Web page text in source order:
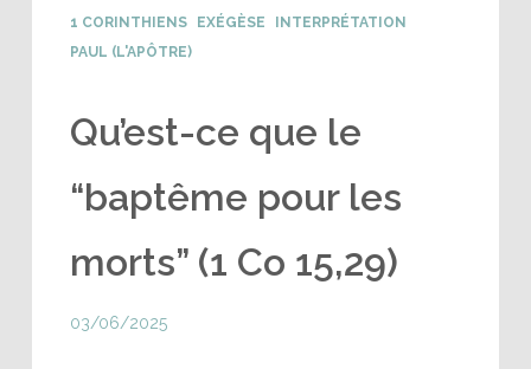
1 CORINTHIENS EXÉGÈSE
INTERPRÉTATION
PAUL (L'APÔTRE)
Qu’est-ce que le
“baptême pour les
morts” (1 Co 15,29)
03/06/2025